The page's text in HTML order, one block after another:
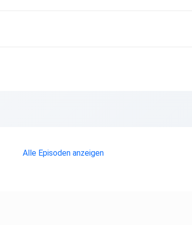
Alle Episoden anzeigen